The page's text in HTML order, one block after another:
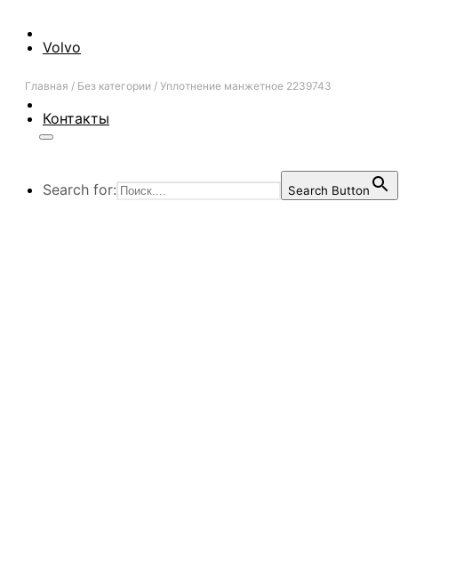
Volvo
Контакты
Search for: Search Button
Главная / Без категории / Уплотнение манжетное 2239743